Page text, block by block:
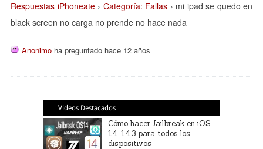
Respuestas iPhoneate› Categoría: Fallas › mi ipad se quedo en
black screen no carga no prende no hace nada
Anonimo ha preguntado hace 12 años
Videos Destacados
Cómo hacer Jailbreak en iOS
14-14.3 para todos los
dispositivos